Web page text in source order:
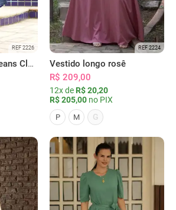
REF 2226
Vestido Chemise Jeans Clássica Serena
REF 2224
Vestido longo rosê
R$ 209,00
12x de R$ 20,20
R$ 205,00 no PIX
P M G